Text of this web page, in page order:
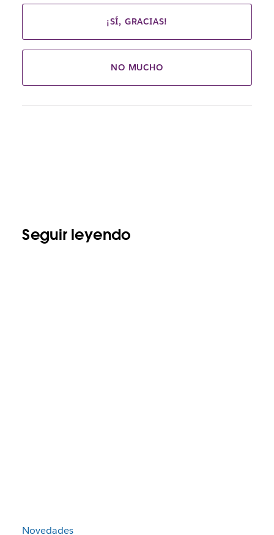
¡SÍ, GRACIAS!
NO MUCHO
Seguir leyendo
Novedades